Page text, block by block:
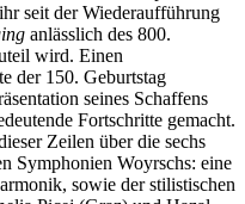
seit der Wiederaufführung
anlässlich des 800.
wird. Einen
der 150. Geburtstag
seines Schaffens
Fortschritte gemacht.
Zeilen über die sechs
Symphonien Woyrschs: eine
sowie der stilistischen